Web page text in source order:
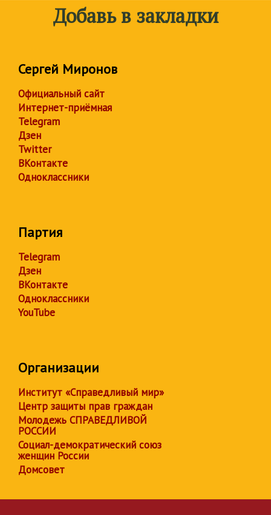
Добавь в закладки
Сергей Миронов
Официальный сайт
Интернет-приёмная
Telegram
Дзен
Twitter
ВКонтакте
Одноклассники
Партия
Telegram
Дзен
ВКонтакте
Одноклассники
YouTube
Организации
Институт «Справедливый мир»
Центр защиты прав граждан
Молодежь СПРАВЕДЛИВОЙ
РОССИИ
Социал-демократический союз
женщин России
Домсовет